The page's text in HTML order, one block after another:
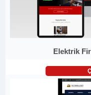
Elektrik